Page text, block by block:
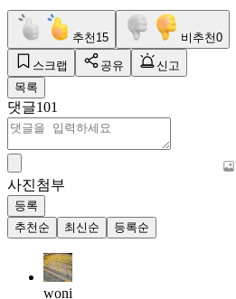
추천 15 비추천0
스크랩 공유
신고
목록
댓글101
사진첨부
등록
추천순
최신순 등록순
woni